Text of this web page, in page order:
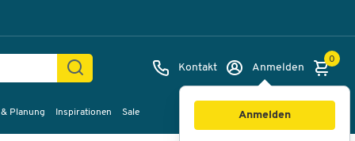
Kontakt Anmelden
Anmelden
0
Planung Inspirationen Sale
Bilder Videos 360°-Ansicht